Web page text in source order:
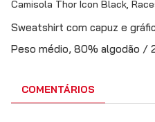
Camisola Thor Icon Black,
Sweatshirt com capuz e
Peso médio, 80% algodão /
COMENTÁRIOS